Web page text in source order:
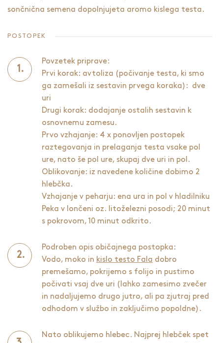
sončnična semena dopolnjujeta aromo kislega testa .
POSTOPEK
Povzetek priprave:
Prvi korak: avtoliza (počivanje testa, ki smo
ga zamešali iz sestavin prvega koraka): dve
uri
Drugi korak: dodajanje ostalih sestavin k
osnovnemu zamesu.
Prvo vzhajanje: 4 x ponovljen postopek
raztegovanja in prelaganja testa vsake pol
ure, nato še pol ure, skupaj dve uri in pol.
Oblikovanje: iz navedene količine dobimo 2
hlebčka.
Vzhajanje v peharju: ena ura in pol v hladilniku
Peka v lončeni oz. litoželezni posodi; 20 minut
s pokrovom, 10 minut odkrito.
Podroben opis običajnega postopka:
Vodo, moko in kislo testo Fala dobro
premešamo, pokrijemo s folijo in pustimo
počivati vsaj dve uri (lahko zamesimo zvečer
in nadaljujemo drugo jutro, ali pa zjutraj pred
odhodom v službo in zaključimo popoldne).
Nato oblikujemo hlebec. Najprej hlebček spet